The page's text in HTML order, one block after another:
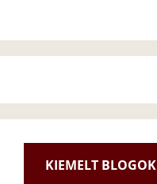
KIEMELT BLOGOK